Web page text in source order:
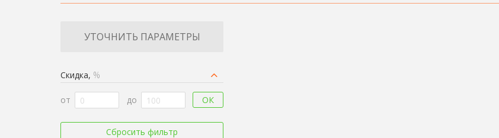
УТОЧНИТЬ ПАРАМЕТРЫ
Скидка, %
от до ОК
Сбросить фильтр